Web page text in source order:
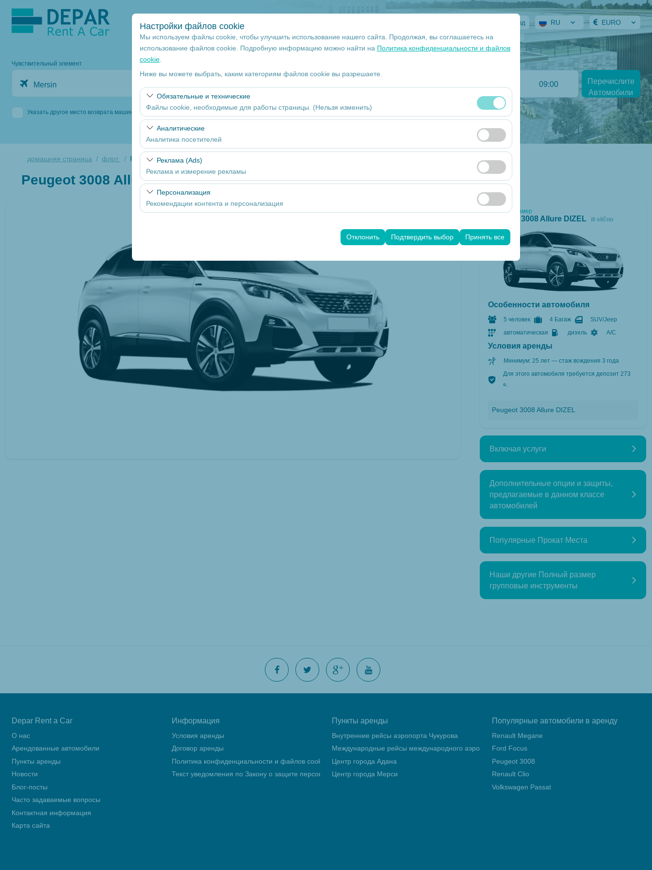
Настройки файлов cookie
Мы используем файлы cookie, чтобы улучшить использование нашего сайта. Продолжая, вы соглашаетесь на
использование файлов cookie. Подробную информацию можно найти на Политика конфиденциальности и файлов
cookie
Ниже вы можете выбрать, каким категориям файлов cookie вы разрешаете.
Обязательные и технические
Файлы cookie, необходимые для работы страницы. (Нельзя изменить)
Эти файлы cookie необходимы для корректной работы сайта, безопасности, управления сеансами и базовых
функций. Их нельзя отключить.
Аналитические
Аналитика посетителей
Эти файлы cookie позволяют нам анализировать, как используется наш сайт (количество посетителей, самые
посещаемые страницы, поведение пользователей). Эти данные используются для оценки
производительности сайта и постоянного улучшения пользовательского опыта.
Реклама (Ads)
Реклама и измерение рекламы
Эти файлы cookie позволяют показывать вам персонализированную рекламу в соответствии с вашими
интересами и измерять эффективность наших рекламных кампаний (показы, коэффициент кликабельности).
Персонализация
Рекомендации контента и персонализация
платформе путем сохранения настроек пользовательского интерфейса, языковых предпочтений и других
Отклонить Подтвердить выбор Принять все
Вход RU EURO
Чувствительный элемент
Mersin
Указать другое место возврата машины
09:00
Перечислите
Автомобили
домашняя страница флот Peugeot 3008 Allure DIZEL
Peugeot 3008 Allure DIZEL ili slično
Полный размер
Peugeot 3008 Allure DIZEL ili slično
Особенности автомобиля
5 человек 4 Багаж
SUV/Jeep
автоматическая
дизель A/C
Условия аренды
Минимум: 25 лет — стаж вождения 3 года
Для этого автомобиля требуется депозит 273
¤.
Peugeot 3008 Allure DIZEL
Включая услуги
Дополнительные опции и защиты,
предлагаемые в данном классе
автомобилей
Популярные Прокат Места
Наши другие Полный размер
групповые инструменты
Depar Rent a Car
О нас
Арендованные автомобили
Пункты аренды
Новости
Блог-посты
Часто задаваемые вопросы
Контактная информация
Карта сайта
Информация
Условия аренды
Договор аренды
Политика конфиденциальности и файлов cookie
Текст уведомления по Закону о защите персональных данных (KVKK)
Пункты аренды
Внутренние рейсы аэропорта Чукурова
Международные рейсы международного аэропорта Мерсин Чукурова
Центр города Адана
Центр города Мерси
Популярные автомобили в аренду
Renault Megane
Ford Focus
Peugeot 3008
Renault Clio
Volkswagen Passat